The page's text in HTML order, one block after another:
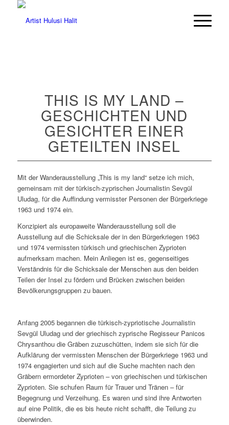
THIS IS MY LAND –
GESCHICHTEN UND
GESICHTER EINER
GETEILTEN INSEL
Mit der Wanderausstellung „This is my land“ setze ich mich,
gemeinsam mit der türkisch-zyprischen Journalistin Sevgül
Uludag, für die Auffindung vermisster Personen der Bürgerkriege
1963 und 1974 ein.
Konzipiert als europaweite Wanderausstellung soll die
Ausstellung auf die Schicksale der in den Bürgerkriegen 1963
und 1974 vermissten türkisch und griechischen Zyprioten
aufmerksam machen. Mein Anliegen ist es, gegenseitiges
Verständnis für die Schicksale der Menschen aus den beiden
Teilen der Insel zu fördern und Brücken zwischen beiden
Bevölkerungsgruppen zu bauen.
Anfang 2005 begannen die türkisch-zypriotische Journalistin
Sevgül Uludag und der griechisch zyprische Regisseur Panicos
Chrysanthou die Gräben zuzuschütten, indem sie sich für die
Aufklärung der vermissten Menschen der Bürgerkriege 1963 und
1974 engagierten und sich auf die Suche machten nach den
Gräbern ermordeter Zyprioten – von griechischen und türkischen
Zyprioten. Sie schufen Raum für Trauer und Tränen – für
Begegnung und Verzeihung. Es waren und sind ihre Antworten
auf eine Politik, die es bis heute nicht schafft, die Teilung zu
überwinden.